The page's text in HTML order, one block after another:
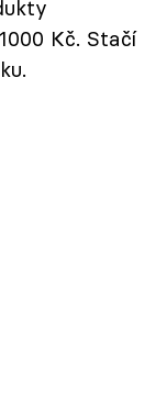
Kč. Stačí